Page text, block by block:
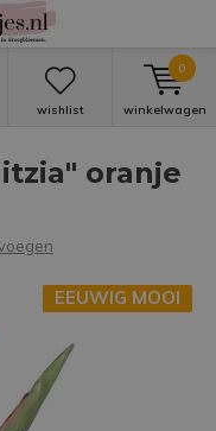
wishlist winkelwagen
0
oranje
EEUWIG MOOI